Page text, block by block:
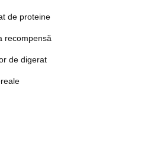
de proteine
recompensă
de digerat